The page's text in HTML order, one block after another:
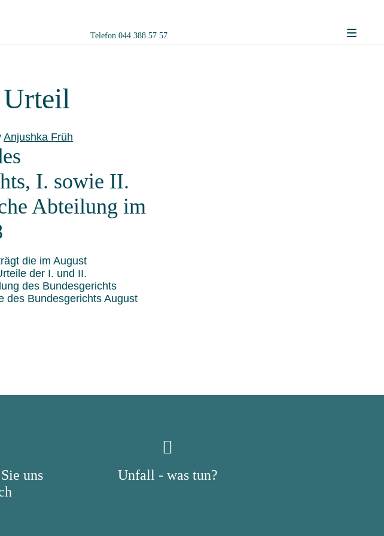
menu
Telefon044 388 57 57
Urteil
Anjushka Früh
I. sowie II.
Abteilung im
die im August
der I. und II.
des Bundesgerichts
des Bundesgerichts August
uns
Unfall - was tun?